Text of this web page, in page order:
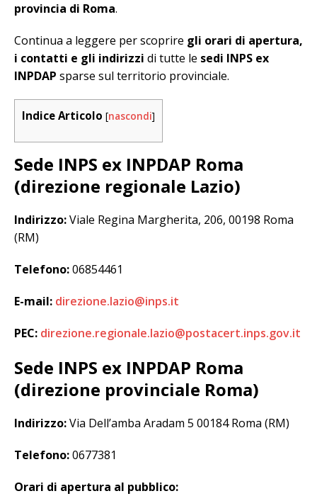
provincia di Roma.
Continua a leggere per scoprire gli orari di apertura,
i contatti e gli indirizzi di tutte le sedi INPS ex
INPDAP sparse sul territorio provinciale.
Indice Articolo [nascondi]
Sede INPS ex INPDAP Roma
(direzione regionale Lazio)
Indirizzo:Viale Regina Margherita, 206, 00198 Roma
(RM)
Telefono:06854461
E-mail: direzione.lazio@inps.it
PEC: direzione.regionale.lazio@postacert.inps.gov.it
Sede INPS ex INPDAP Roma
(direzione provinciale Roma)
Indirizzo:Via Dell’amba Aradam 5 00184 Roma (RM)
Telefono:0677381
Orari di apertura al pubblico: